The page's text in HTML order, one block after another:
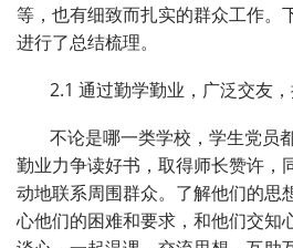
等，也有细致而扎实的群众工作。
进行了总结梳理。
2.1 通过勤学勤业，广泛交友
不论是哪一类学校，学生党员
勤业力争读好书，取得师长赞许，
动地联系周围群众。了解他们的思
心他们的困难和要求，和他们交知